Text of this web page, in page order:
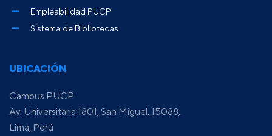
UBICACIÓN
Campus PUCP
Av. Universitaria 1801, San Miguel, 15088,
Lima, Perú
Empleabilidad PUCP
Sistema de Bibliotecas